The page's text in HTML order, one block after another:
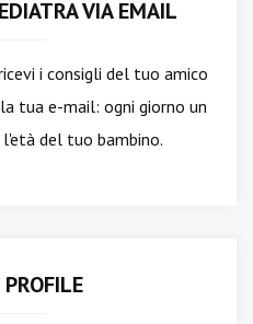
VIA EMAIL
i consigli del tuo amico
tua e-mail: ogni giorno un
del tuo bambino.